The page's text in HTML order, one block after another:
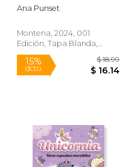
15%
dcto. $
Ana Punset
Montena, 2024, 001
Edición, Tapa Blanda,
Nuevo